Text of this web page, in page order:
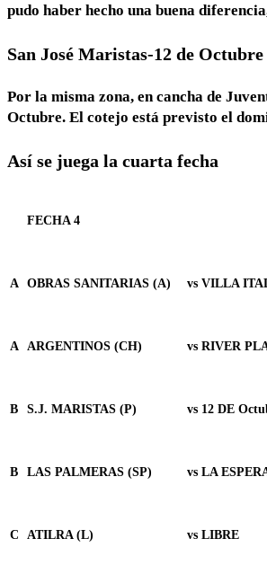
pudo haber hecho una buena
San José Maristas-12 de
Por la misma zona, en cancha de
Octubre. El cotejo está previsto el
Así se juega la cuarta fecha
FECHA 4
A OBRAS SANITARIAS (A) vs VILLA
A ARGENTINOS (CH) vs RIVER
B S.J. MARISTAS (P) vs 12 DE
B LAS PALMERAS (SP) vs LA
C ATILRA (L) vs LIBRE